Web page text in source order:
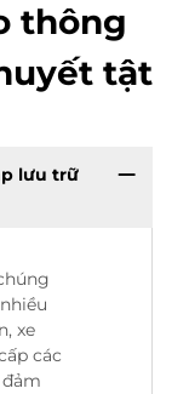
thông
tật
lưu trữ
xe
các